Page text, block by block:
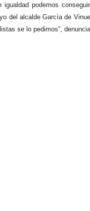
podemos
del alcalde García de
se lo pedimos”,